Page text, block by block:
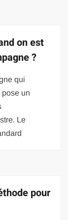
on est
?
qui
un
Le
pour